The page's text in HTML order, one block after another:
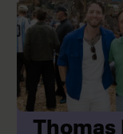
Thomas